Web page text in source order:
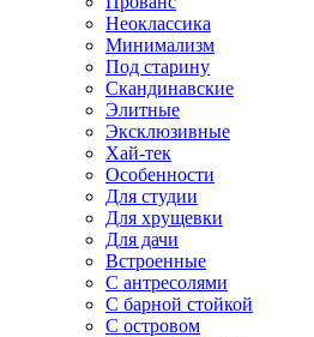
Неоклассика
Минимализм
Под старину
Скандинавские
Элитные
Эксклюзивные
Хай-тек
Особенности
Для студии
Для хрущевки
Для дачи
Встроенные
С антресолями
С барной стойкой
С островом